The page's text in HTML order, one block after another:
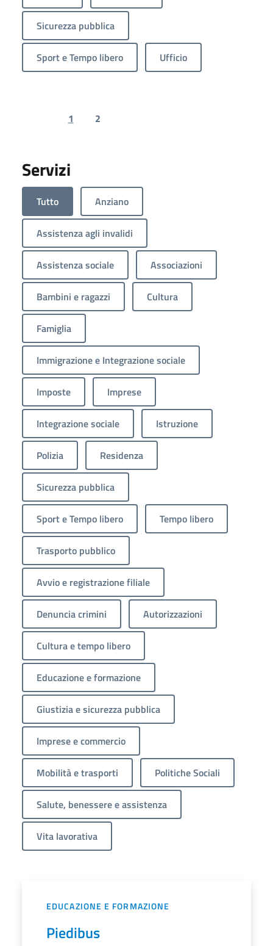
Sicurezza pubblica
Sport e Tempo libero Ufficio
Previous page
1 2
Servizi
Tutto Anziano
Assistenza agli invalidi
Assistenza sociale Associazioni
Bambini e ragazzi Cultura
Famiglia
Immigrazione e Integrazione sociale
Imposte Imprese
Integrazione sociale Istruzione
Polizia Residenza
Sicurezza pubblica
Sport e Tempo libero Tempo libero
Trasporto pubblico
Avvio e registrazione filiale
Denuncia crimini Autorizzazioni
Cultura e tempo libero
Educazione e formazione
Giustizia e sicurezza pubblica
Imprese e commercio
Mobilità e trasporti Politiche Sociali
Salute, benessere e assistenza
Vita lavorativa
EDUCAZIONE E FORMAZIONE
Piedibus